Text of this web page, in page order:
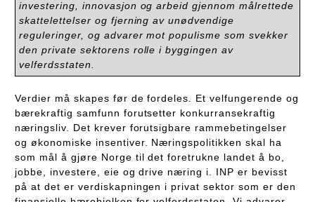
investering, innovasjon og arbeid gjennom målrettede
skattelettelser og fjerning av unødvendige
reguleringer, og advarer mot populisme som svekker
den private sektorens rolle i byggingen av
velferdsstaten.
Verdier må skapes før de fordeles. Et velfungerende og
bærekraftig samfunn forutsetter konkurransekraftig
næringsliv. Det krever forutsigbare rammebetingelser
og økonomiske insentiver. Næringspolitikken skal ha
som mål å gjøre Norge til det foretrukne landet å bo,
jobbe, investere, eie og drive næring i. INP er bevisst
på at det er verdiskapningen i privat sektor som er den